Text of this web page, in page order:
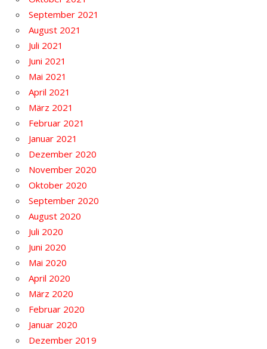
September 2021
August 2021
Juli 2021
Juni 2021
Mai 2021
April 2021
März 2021
Februar 2021
Januar 2021
Dezember 2020
November 2020
Oktober 2020
September 2020
August 2020
Juli 2020
Juni 2020
Mai 2020
April 2020
März 2020
Februar 2020
Januar 2020
Dezember 2019